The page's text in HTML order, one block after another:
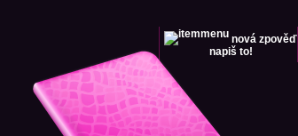
nová zpověď
napiš to!